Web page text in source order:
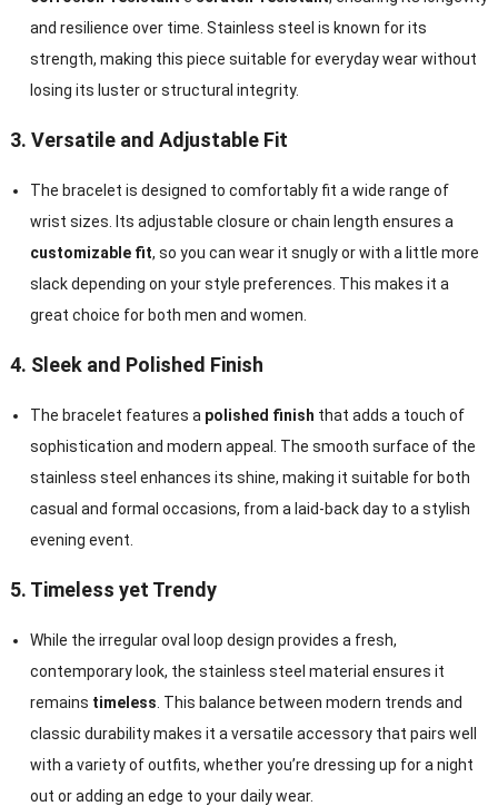
and resilience over time Stainless steel is known for its
strength, making this piece suitable for everyday wear without
losing its luster or structural integrity.
3. Versatile and Adjustable Fit
The bracelet is designed to comfortably fit a wide range of
wrist sizes
Its adjustable closure or chain length ensures a
customizable fit, so you can wear it snugly or with a little more
slack depending on your style preferences This makes it a
great choice for both men and women
4. Sleek and Polished Finish
The bracelet features a polished finish that adds a touch of
sophistication and modern appeal
The smooth surface of the
stainless steel enhances its shine, making it suitable for both
casual and formal occasions, from a laid-back day to a stylish
evening event
5. Timeless yet Trendy
While the irregular oval loop design provides a fresh,
contemporary look, the stainless steel material ensures it
remains timeless This balance between modern trends and
classic durability makes it a versatile accessory that pairs well
with a variety of outfits, whether you’re dressing up for a night
out or adding an edge to your daily wear.